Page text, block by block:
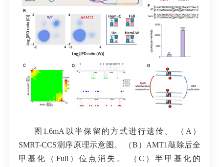
图1.6mA以半保留的方式进行遗传。 （A）
SMRT-CCS测序原理示意图。 （B）AMT1敲除后全
甲基化（Full）位点消失。 （C）半甲基化的